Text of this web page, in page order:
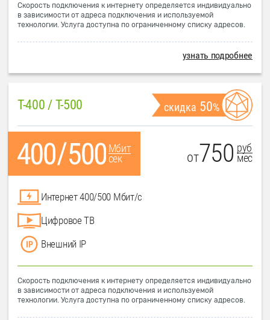
Скорость подключения к интернету определяется индивидуально
в зависимости от адреса подключения и используемой
технологии. Услуга доступна по ограниченному списку адресов.
узнать подробнее
T-400 / T-500 скидка 50%
Мбит
сек
от750 руб
мес
Интернет 400/500 Мбит/с
Цифровое ТВ
Внешний IP
Скорость подключения к интернету определяется индивидуально
в зависимости от адреса подключения и используемой
технологии. Услуга доступна по ограниченному списку адресов.